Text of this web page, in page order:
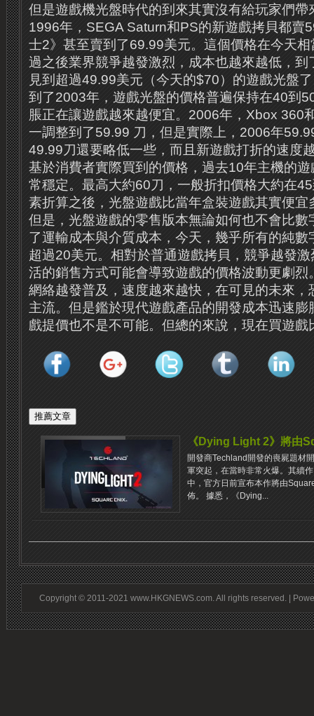
但是遊戲機光盤時代的到來其實沒有給玩家們帶
1996年，SEGA Saturn和PS的新遊戲拷貝都賣
士2》甚至賣到了69.99美元。這個價格在今天
過之後業界競爭越發激烈，成本也越來越低，
見到超過49.99美元（今天的$70）的遊戲光盤
到了2003年，遊戲光盤的價格普遍保持在40到
脹正在讓遊戲越來越便宜。2006年，Xbox 360
一調整到了59.99 刀，但是實際上，2006年
49.99刀還要略低一些，而且新遊戲打折的速度
基於消費者實際買到的價格，過去10年主機的
常穩定。最高大約60刀，一般折扣價格大約在
素折算之後，光盤遊戲比當年盒裝遊戲其實便宜
但是，光盤遊戲的零售版本無論如何也不會比數
了運輸成本與介質成本，今天，幾乎所有的純
超過20美元。相對於普通遊戲拷貝，競爭越發
活的銷售方式可能會導致遊戲的價格波動更劇烈
網絡越發普及，速度越來越快，在可見的未來，
主流。但是鑑於現代遊戲產品的開發成本迅速
戲提價也不是不可能。但總的來說，現在買遊
《Dying Light 2》將由
開發商Techland開發的喪屍題材
軍突起，在當時非常火爆。其續
中，官方日前宣布本作將由
佈。 據悉，《Dying...
Copyright © 2011-2021 www.HKGNEWS.com. All rights reserved. |